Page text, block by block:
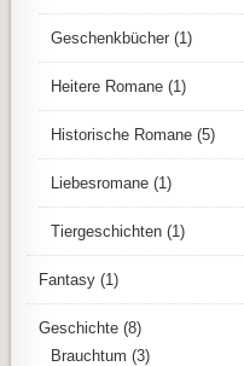
Geschenkbücher (1)
Heitere Romane (1)
Historische Romane (5)
Liebesromane (1)
Tiergeschichten (1)
Fantasy (1)
Geschichte (8)
Brauchtum (3)